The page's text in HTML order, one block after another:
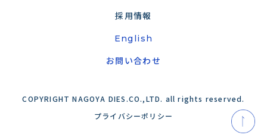
採用情報
English
お問い合わせ
COPYRIGHT NAGOYA DIES.CO.,LTD. all rights reserved.
プライバシーポリシー